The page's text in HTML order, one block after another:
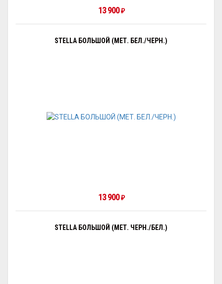
13 900₽
STELLA БОЛЬШОЙ (МЕТ. БЕЛ./ЧЕРН.)
13 900₽
STELLA БОЛЬШОЙ (МЕТ. ЧЕРН./БЕЛ.)